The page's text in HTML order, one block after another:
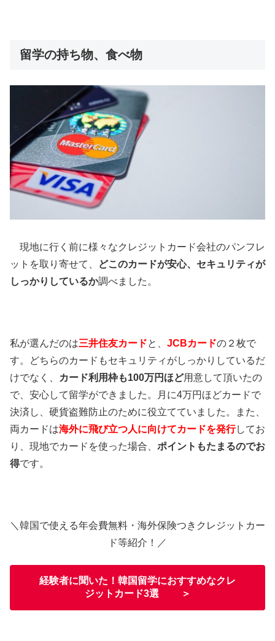
留学の持ち物、食べ物
現地に行く前に様々なクレジットカード会社のパンフレ
ットを取り寄せて、
どこのカードが安心、セキュリティが
しっかりしているか調べました。
私が選んだのは三井住友カードと、 JCBカードの２枚で
す。どちらのカードもセキュリティがしっかりしているだ
けでなく、
カード利用枠も100万円ほど用意して頂いたの
で、安心して留学ができました。月に4万円ほどカードで
決済し、硬貨盗難防止のために役立てていました。
また、
両カードは海外に飛び立つ人に向けてカードを発行してお
り、現地でカードを使った場合、 ポイントもたまるのでお
得です。
＼韓国で使える年会費無料・海外保険つきクレジットカー
ド等紹介！／
経験者に聞いた！韓国留学におすすめなクレ
ジットカード3選 ＞